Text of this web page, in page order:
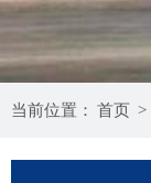
当前位置： 首页 >